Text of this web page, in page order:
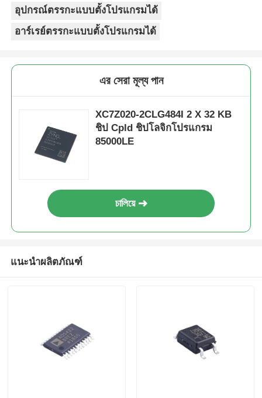
อุปกรณ์ตรรกะแบบตั้งโปรแกรมได้
อาร์เรย์ตรรกะแบบตั้งโปรแกรมได้
এর সেরা মূল্য পান
XC7Z020-2CLG484I 2 X 32 KB
ชิป Cpld ชิปโลจิกโปรแกรม
85000LE
চালিয়ে
แนะนำผลิตภัณฑ์